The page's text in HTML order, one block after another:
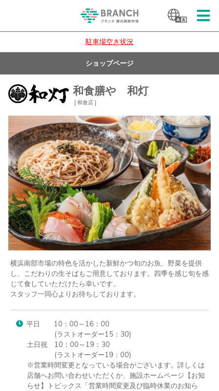
駐車場空き状況
ショップページ
和食膳や 和灯
[ 和食店 ]
横浜南部市場の特色を活かした新鮮かつ旬のお魚、野菜を提供
し、こだわりの生そばもご用意しております。四季を感じ旬を感
じて食していただけたら幸いです。
スタッフ一同心よりお待ちしております。
平日　　10：00～16：00
(ラストオーダー15：30)
土日祝　10：00～19：30
(ラストオーダー19：00)
※営業時間変更となっている場合がございます。詳しくは
店舗へお問い合わせいただくか、施設ホームページ【お知
らせ】トピックス「営業時間変更及び臨時休業のお知ら